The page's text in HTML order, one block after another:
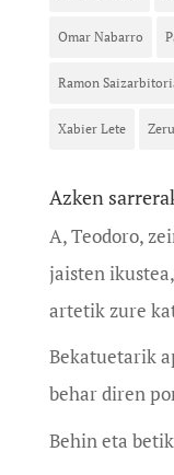
Omar Nabarro
Ramon
Xabier Lete
Azken
A, Teodoro,
jaisten
artetik zure
Bekatuetarik
behar diren
Behin eta